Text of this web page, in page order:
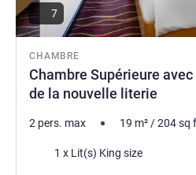
CHAMBRE
Chambre Supérieure
de la nouvelle literie
7
2 pers. max 19 m²/204sq
Literie1 x Lit(s) King size